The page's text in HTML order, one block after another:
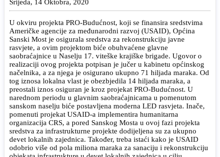
Srijeda, 14 Oktobra, 2020
U okviru projekta PRO-Budućnost, koji se finansira sredstvima
Američke agencije za međunarodni razvoj (USAID), Općina
Sanski Most je osigurala sredstva za rekonstrukciju javne
rasvjete, a ovim projektom biće obuhvaćene glavne
saobraćajnice u Naselju 17. viteške krajiške brigade. Ugovor o
realizaciji ovog projekta potpisan je jučer u kabinetu općinskog
načelnika, a za njega je osigurano ukupno 71 hiljada maraka. Od
tog iznosa lokalna vlast je obezbjedila 14 hiljada maraka, a
preostali iznos osiguran je kroz projekat PRO-Budućnost. U
narednom periodu u glavnim saobraćajnicama u pomenutom
sanskom naselju biće postavljena moderna LED rasvjeta. Inače,
pomenuti projekat USAID-a implementira humanitarna
organizacija CRS, a pored Sanskog Mosta u ovoj fazi projekta
sredstva za infrastrukturne projekte dodijeljena su za ukupno
devet lokalnih zajednica. Također, treba istaći kako je USAID
odobrio više od pola miliona maraka za sanaciju i rekonstrukciju